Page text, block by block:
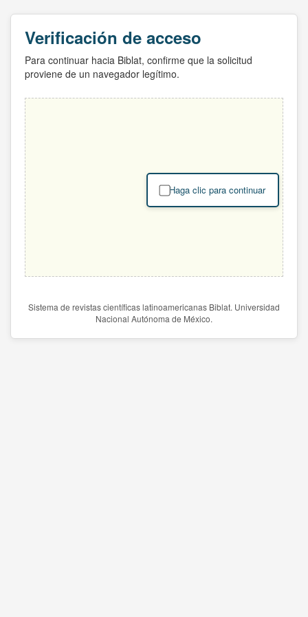
Verificación de acceso
Para continuar hacia Biblat, confirme que la solicitud
proviene de un navegador legítimo.
Haga clic para continuar
Sistema de revistas científicas latinoamericanas Biblat. Universidad
Nacional Autónoma de México.